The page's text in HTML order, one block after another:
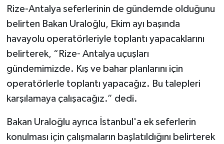
Rize-Antalya seferlerinin de gündemde olduğunu
belirten Bakan Uraloğlu, Ekim ayı başında
havayolu operatörleriyle toplantı yapacaklarını
belirterek, “Rize- Antalya uçuşları
gündemimizde. Kış ve bahar planlarını için
operatörlerle toplantı yapacağız. Bu talepleri
karşılamaya çalışacağız.” dedi.
Bakan Uraloğlu ayrıca İstanbul'a ek seferlerin
konulması için çalışmaların başlatıldığını belirterek